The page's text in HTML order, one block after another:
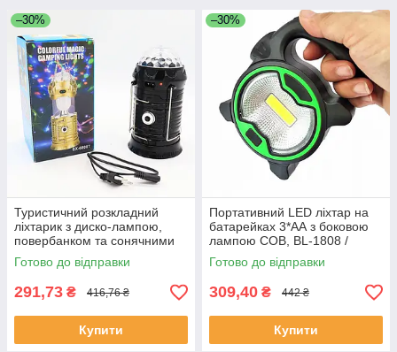
–30%
Туристичний розкладний
ліхтарик з диско-лампою,
повербанком та сонячними
панелями SX-6808T, Чорний
/ Ручним ліхтарик
Готово до відправки
291,73 ₴ 416,76 ₴
Купити
–30%
Портативний LED ліхтар на
батарейках 3*АА з боковою
лампою COB, BL-1808 /
Туристичний ліхтар-
прожектор
Готово до відправки
309,40 ₴ 442 ₴
Купити